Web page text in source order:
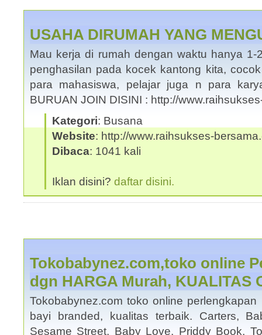
USAHA DIRUMAH YANG
Mau kerja di rumah dengan waktu hanya 1-
penghasilan pada kocek kantong kita,
para mahasiswa, pelajar juga n para
BURUAN JOIN DISINI : http://
Kategori: Busana
Website: http://www.raihsukses-
Dibaca: 1041 kali
Iklan disini? daftar disini.
Tokobabynez.com,toko online
dgn HARGA Murah, KUALITAS
Tokobabynez.com toko online
bayi branded, kualitas terbaik. Carters,
Sesame Street, Baby Love, Priddy Book,